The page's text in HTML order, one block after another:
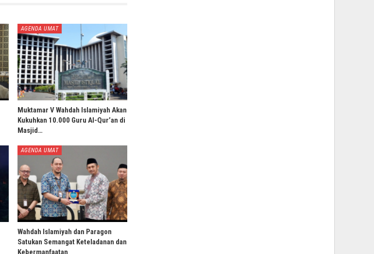
AGENDA UMAT
Muktamar V Wahdah Islamiyah Akan
Kukuhkan 10.000 Guru Al-Qur’an di
Masjid…
AGENDA UMAT
Wahdah Islamiyah dan Paragon
Satukan Semangat Keteladanan dan
Kebermanfaatan